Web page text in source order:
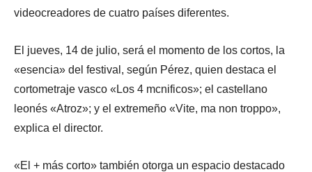
videocreadores de cuatro países diferentes.
El jueves, 14 de julio, será el momento de los cortos, la
«esencia» del festival, según Pérez, quien destaca el
cortometraje vasco «Los 4 mcnificos»; el castellano
leonés «Atroz»; y el extremeño «Vite, ma non troppo»,
explica el director.
«El + más corto» también otorga un espacio destacado